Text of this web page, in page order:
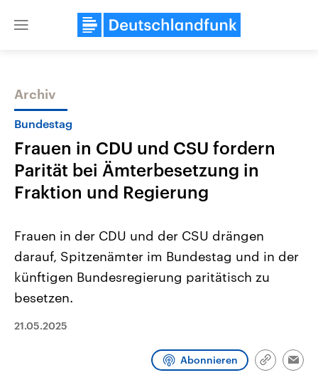
Close
Themen
2026
Alle Informationen
Sachsen-Anhalt wählt am 6.
September 2026 einen neuen
Landtag. Seit 2021 wird das
CDU, SPD und FDP regiert.-
Wahlprogramme, aktuelle Berichte
und Hintergründe zu den Parteien
und Kandidaten der anstehenden
Aktuelle Beiträge,
Hintergründe
Wirtschaftlich und
Programm Podcasts
Archiv
Bundestag
Frauen in CDU und CSU fordern
Parität bei Ämterbesetzung in
Fraktion und Regierung
Frauen in der CDU und der CSU drängen
darauf, Spitzenämter im Bundestag und in der
künftigen Bundesregierung paritätisch zu
besetzen.
21.05.2025
Abonnieren
Link